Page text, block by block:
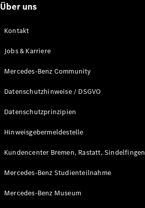
Über uns
Kontakt
Jobs & Karriere
Mercedes-Benz Community
Datenschutzhinweise / DSGVO
Datenschutzprinzipien
Hinweisgebermeldestelle
Kundencenter Bremen, Rastatt, Sindelfingen
Mercedes-Benz Studienteilnahme
Mercedes-Benz Museum